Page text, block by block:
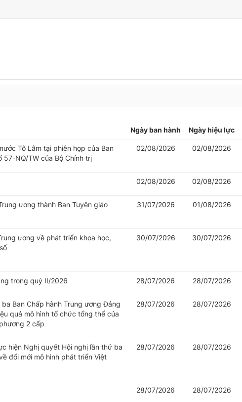
Ngày ban hành Ngày hiệu lực
Tô Lâm tại phiên họp của Ban
NQ/TW của Bộ Chính trị
02/08/2026 02/08/2026
02/08/2026 02/08/2026
ương thành Ban Tuyên giáo
31/07/2026 01/08/2026
ương về phát triển khoa học,
30/07/2026 30/07/2026
trong quý II/2026 28/07/2026 28/07/2026
Ban Chấp hành Trung ương Đảng
quả mô hình tổ chức tổng thể của
2 cấp
28/07/2026 28/07/2026
hiện Nghị quyết Hội nghị lần thứ ba
đổi mới mô hình phát triển Việt
28/07/2026 28/07/2026
28/07/2026 28/07/2026